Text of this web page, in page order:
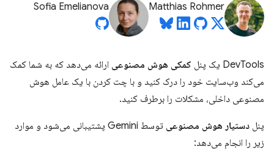
Matthias Rohmer
Sofia Emelianova
DevTools یک پنل کمکی هوش مصنوعی ارائه می‌دهد که به شما کمک
می‌کند وب‌سایت خود را درک کنید و با چت کردن با یک عامل هوش
مصنوعی داخلی، مشکلات را برطرف کنید.
پنل دستیار هوش مصنوعی
توسط Gemini پشتیبانی می‌شود و موارد
زیر را انجام می‌دهد: